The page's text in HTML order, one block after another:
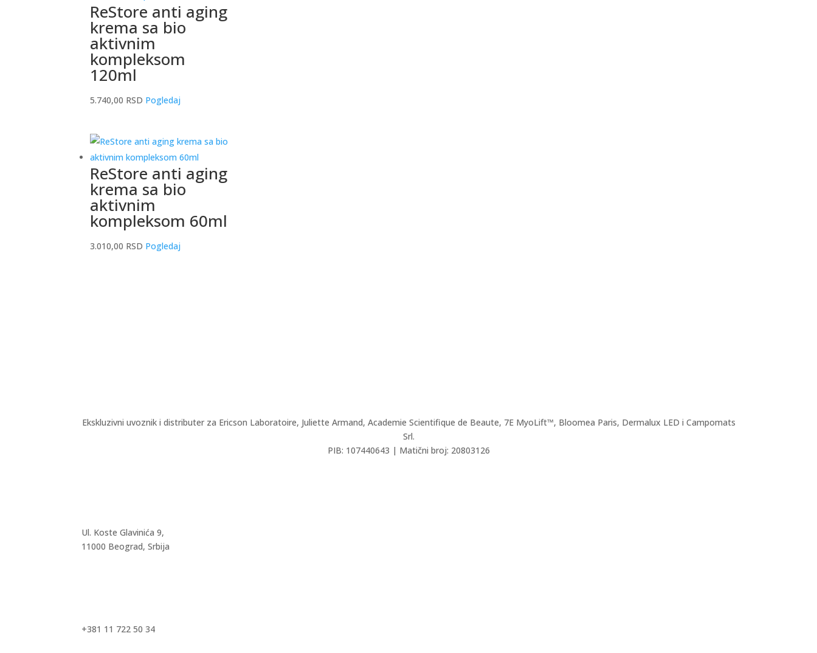
ReStore anti aging
krema sa bio
aktivnim
kompleksom
120ml
5.740,00 RSD Pogledaj
ReStore anti aging
krema sa bio
aktivnim
kompleksom 60ml
3.010,00 RSD Pogledaj
Ekskluzivni uvoznik i distributer za Ericson Laboratoire, Juliette Armand, Academie Scientifique de Beaute, 7E MyoLift™, Bloomea Paris, Dermalux LED i Campomats
Srl.
PIB: 107440643 | Matični broj: 20803126
Ul. Koste Glavinića 9,
11000 Beograd, Srbija
+381 11 722 50 34